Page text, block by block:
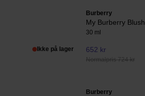
Ikke på lager
Burberry
My Burberry Blush
30 ml
652 kr
Normalpris 724 kr
Burberry